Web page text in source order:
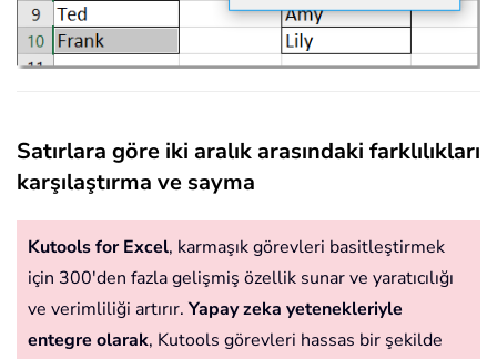
Satırlara göre iki aralık arasındaki farklılıkları
karşılaştırma ve sayma
Kutools for Excel, karmaşık görevleri basitleştirmek
için 300'den fazla gelişmiş özellik sunar ve yaratıcılığı
ve verimliliği artırır. Yapay zeka yetenekleriyle
entegre olarak, Kutools görevleri hassas bir şekilde